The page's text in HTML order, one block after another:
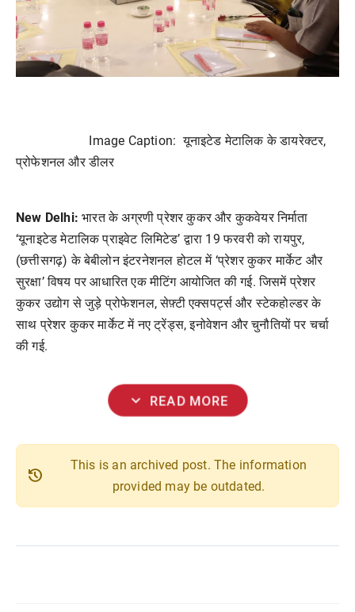
Image Caption: यूनाइटेड मेटालिक के डायरेक्टर,
प्रोफेशनल और डीलर
New Delhi: भारत के अग्रणी प्रेशर कुकर और कुकवेयर निर्माता
‘यूनाइटेड मेटालिक प्राइवेट लिमिटेड’ द्वारा 19 फरवरी को रायपुर,
(छत्तीसगढ़) के बेबीलोन इंटरनेशनल होटल में ‘प्रेशर कुकर मार्केट और
सुरक्षा’ विषय पर आधारित एक मीटिंग आयोजित की गई. जिसमें प्रेशर
कुकर उद्योग से जुड़े प्रोफेशनल, सेफ़्टी एक्सपर्ट्स और स्टेकहोल्डर के
साथ प्रेशर कुकर मार्केट में नए ट्रेंड्स, इनोवेशन और चुनौतियों पर चर्चा
की गई.
expand_more READ MORE
history
This is an archived post. The information
provided may be outdated.